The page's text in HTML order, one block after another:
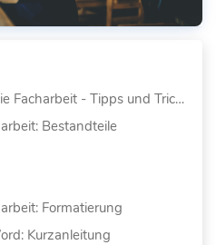
Inhaltsverzeichnis für die Facharbeit - Tipps und Tricks
Bestandteile
Formatierung
Kurzanleitung